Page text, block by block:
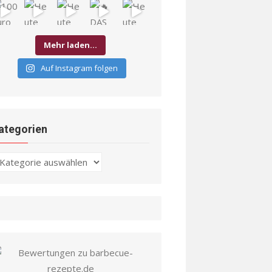
Mehr laden…
Auf Instagram folgen